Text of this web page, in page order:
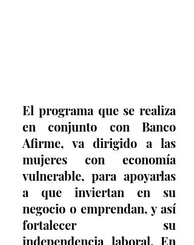
El programa que se realiza
en conjunto con Banco
Afirme, va dirigido a las
mujeres con economía
vulnerable, para apoyarlas
a que inviertan en su
negocio o emprendan, y así
fortalecer su
independencia laboral. En